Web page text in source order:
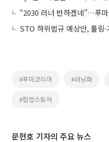
#푸마코리아 #러닝화
#팝업스토어
문현호 기자의 주요 뉴스